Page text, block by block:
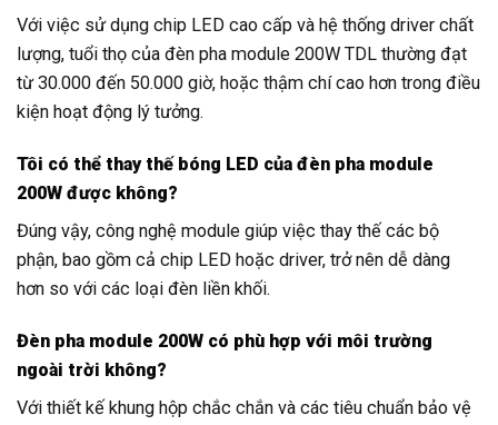
Với việc sử dụng chip LED cao cấp và hệ thống driver chất
lượng, tuổi thọ của đèn pha module 200W TDL thường đạt
từ 30.000 đến 50.000 giờ, hoặc thậm chí cao hơn trong điều
kiện hoạt động lý tưởng.
Tôi có thể thay thế bóng LED của đèn pha module
200W được không?
Đúng vậy, công nghệ module giúp việc thay thế các bộ
phận, bao gồm cả chip LED hoặc driver, trở nên dễ dàng
hơn so với các loại đèn liền khối.
Đèn pha module 200W có phù hợp với môi trường
ngoài trời không?
Với thiết kế khung hộp chắc chắn và các tiêu chuẩn bảo vệ